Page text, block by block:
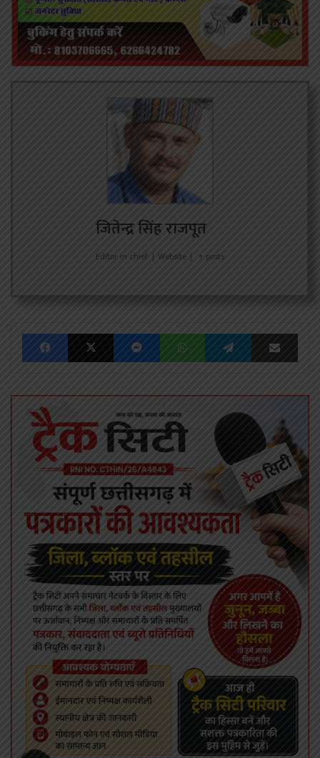
जितेन्द्र सिंह राजपूत
Editor in chief | Website | + posts
FacebookX MessengerWhatsAppTelegram Share via Email